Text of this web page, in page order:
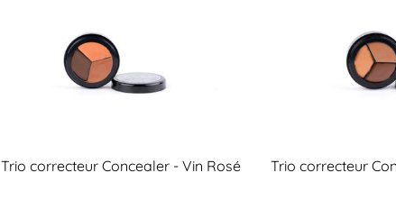
Trio correcteur Concealer - Vin Rosé Trio correcteur